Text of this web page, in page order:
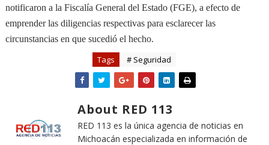
notificaron a la Fiscalía General del Estado (FGE), a efecto de
emprender las diligencias respectivas para esclarecer las
circunstancias en que sucedió el hecho.
Tags # Seguridad
About RED 113
RED 113 es la única agencia de noticias en
Michoacán especializada en información de